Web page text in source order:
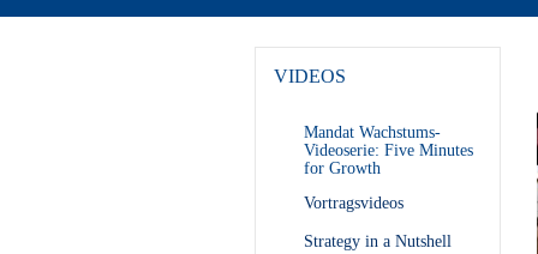
VIDEOS
Mandat Wachstums-
Videoserie: Five Minutes
for Growth
Vortragsvideos
Strategy in a Nutshell